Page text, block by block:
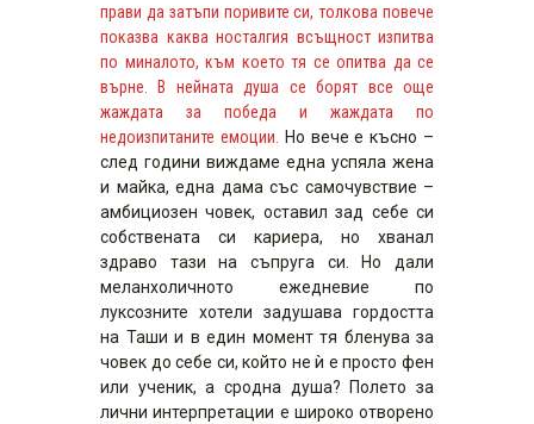
прави да затъпи поривите си, толкова повече
показва каква носталгия всъщност изпитва
по миналото, към което тя се опитва да се
върне. В нейната душа се борят все още
жаждата за победа и жаждата по
недоизпитаните емоции. Но вече е късно –
след години виждаме една успяла жена
и майка, една дама със самочувствие –
амбициозен човек, оставил зад себе си
собствената си кариера, но хванал
здраво тази на съпруга си. Но дали
меланхоличното ежедневие по
луксозните хотели задушава гордостта
на Таши и в един момент тя бленува за
човек до себе си, който не ѝ е просто фен
или ученик, а сродна душа? Полето за
лични интерпретации е широко отворено